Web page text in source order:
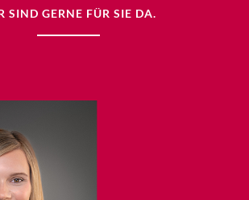
SIND GERNE FÜR SIE DA.